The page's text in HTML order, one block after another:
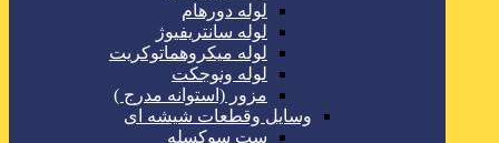
لوله دورهام
لوله سانتریفیوژ
لوله میکروهماتوکریت
لوله ونوجکت
مزور (استوانه مدرج )
وسایل وقطعات شیشه ای
ست سوکسله